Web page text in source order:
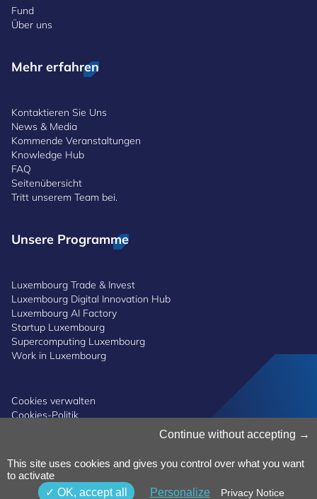
Fund
Über uns
Mehr erfahren
Kontaktieren Sie Uns
News & Media
Kommende Veranstaltungen
Knowledge Hub
FAQ
Seitenübersicht
Tritt unserem Team bei.
Unsere Programme
Luxembourg Trade & Invest
Luxembourg Digital Innovation Hub
Luxembourg AI Factory
Startup Luxembourg
Supercomputing Luxembourg
Work in Luxembourg
Cookies verwalten
Cookies-Politik
Whistleblowing-Politik
Erreichbarkeit
© 2025 Luxinnovation
Continue without accepting
This site uses cookies and gives you control over what you want
to activate
OK, accept all
Personalize Privacy Notice